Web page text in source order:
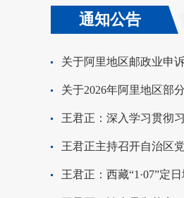
通知公告
关于2026年阿里地区部
王君正主持召开自治区
王君正：西藏“1·07”定